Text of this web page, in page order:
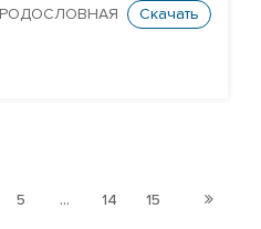
РОДОСЛОВНАЯ Скачать
5 ... 14 15